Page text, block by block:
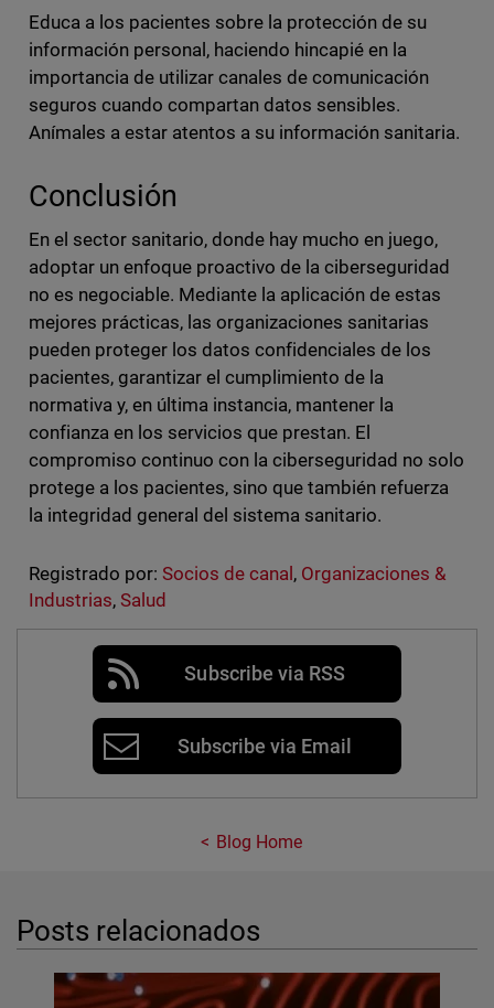
Educa a los pacientes sobre la protección de su
información personal, haciendo hincapié en la
importancia de utilizar canales de comunicación
seguros cuando compartan datos sensibles.
Anímales a estar atentos a su información sanitaria.
Conclusión
En el sector sanitario, donde hay mucho en juego,
adoptar un enfoque proactivo de la ciberseguridad
no es negociable. Mediante la aplicación de estas
mejores prácticas, las organizaciones sanitarias
pueden proteger los datos confidenciales de los
pacientes, garantizar el cumplimiento de la
normativa y, en última instancia, mantener la
confianza en los servicios que prestan. El
compromiso continuo con la ciberseguridad no solo
protege a los pacientes, sino que también refuerza
la integridad general del sistema sanitario.
Registrado por: Socios de canal , Organizaciones &
Industrias, Salud
Subscribe via RSS
Subscribe via Email
Blog Home
Posts relacionados